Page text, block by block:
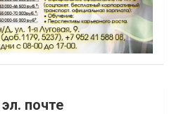
почте